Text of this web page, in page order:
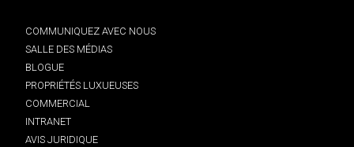
COMMUNIQUEZ AVEC NOUS
SALLE DES MÉDIAS
BLOGUE
PROPRIÉTÉS LUXUEUSES
COMMERCIAL
INTRANET
AVIS JURIDIQUE